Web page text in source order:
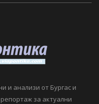
и анализи от Бургас и
за актуални